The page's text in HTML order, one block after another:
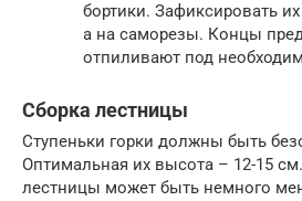
бортики. Зафиксировать
а на саморезы. Концы
отпиливают под
Сборка лестницы
Ступеньки горки должны быть
Оптимальная их высота – 12-15
лестницы может быть немного